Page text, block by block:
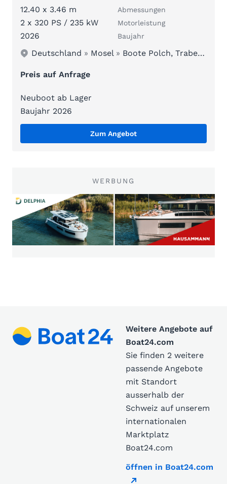
12.40 x 3.46 m Abmessungen
2 x 320 PS / 235 kW Motorleistung
2026 Baujahr
Deutschland » Mosel» Boote Polch, Traben-Trarbach
Preis auf Anfrage
Neuboot ab Lager
Baujahr 2026
Zum Angebot
WERBUNG
Weitere Angebote auf
Boat24.com
Sie finden 2 weitere
passende Angebote
mit Standort
ausserhalb der
Schweiz auf unserem
internationalen
Marktplatz
Boat24.com
öffnen in Boat24.com